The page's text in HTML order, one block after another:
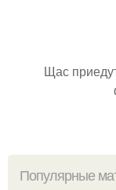
Щас
Популярные